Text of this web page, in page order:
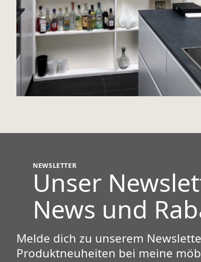
NEWSLETTER
Unser
News und
Melde dich zu unserem
Produktneuheiten bei meine